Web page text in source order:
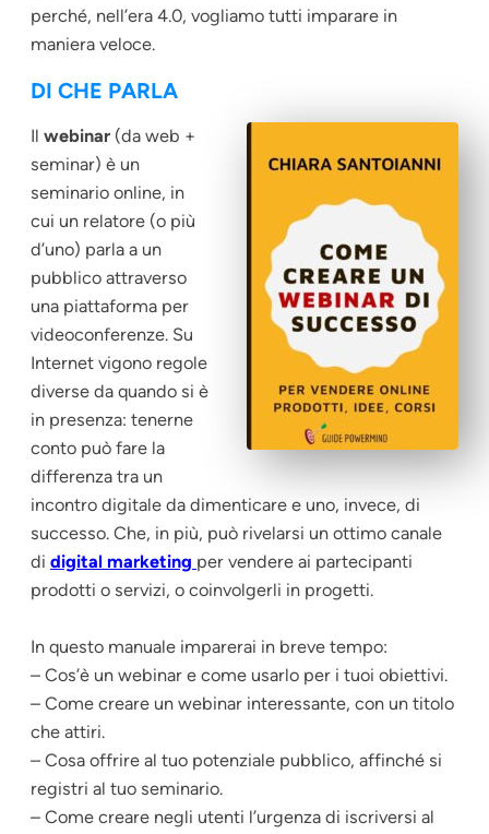
perché, nell’era 4.0, vogliamo tutti imparare in
maniera veloce.
DI CHE PARLA
Il webinar (da web +
seminar) è un
seminario online, in
cui un relatore (o più
d’uno) parla a un
pubblico attraverso
una piattaforma per
videoconferenze. Su
Internet vigono regole
diverse da quando si è
in presenza: tenerne
conto può fare la
differenza tra un
incontro digitale da dimenticare e uno, invece, di
successo. Che, in più, può rivelarsi un ottimo canale
di digital marketing per vendere ai partecipanti
prodotti o servizi, o coinvolgerli in progetti.
In questo manuale imparerai in breve tempo:
– Cos’è un webinar e come usarlo per i tuoi obiettivi.
– Come creare un webinar interessante, con un titolo
che attiri.
– Cosa offrire al tuo potenziale pubblico, affinché si
registri al tuo seminario.
– Come creare negli utenti l’urgenza di iscriversi al